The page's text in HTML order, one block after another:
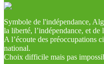
Symbole de l'indépendance,
la liberté, l’indépendance, et de
A l’écoute des préoccupations
national.
Choix difficile mais pas